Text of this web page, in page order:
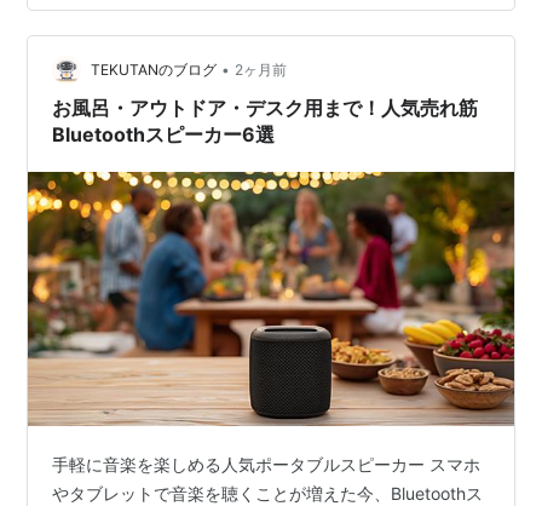
イヤホンやパソコン内蔵スピーカーでの学習に比べては
かどるようになりました。 今回は、リスニング学習にワ
イヤレススピーカー(Bluetoothスピーカー）の使用をおす
すめする理由について、書かせていただきます。 英語を
学習されてい…
TEKUTANのブログ • 2ヶ月前
お風呂・アウトドア・デスク用まで！人気売れ筋
Bluetoothスピーカー6選
手軽に音楽を楽しめる人気ポータブルスピーカー スマホ
やタブレットで音楽を聴くことが増えた今、Bluetoothス